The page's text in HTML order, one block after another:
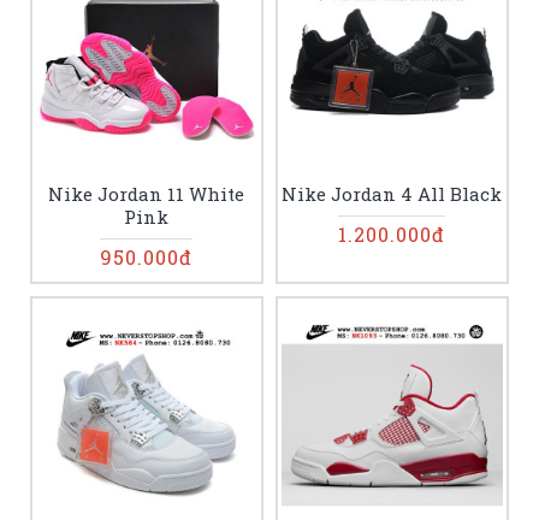
Nike Jordan 11 White
Pink
950.000đ
Nike Jordan 4 All Black
1.200.000đ